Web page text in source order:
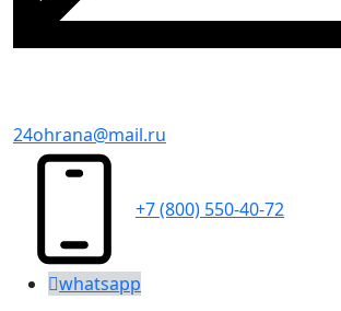
24ohrana@mail.ru
+7 (800) 550-40-72
whatsapp